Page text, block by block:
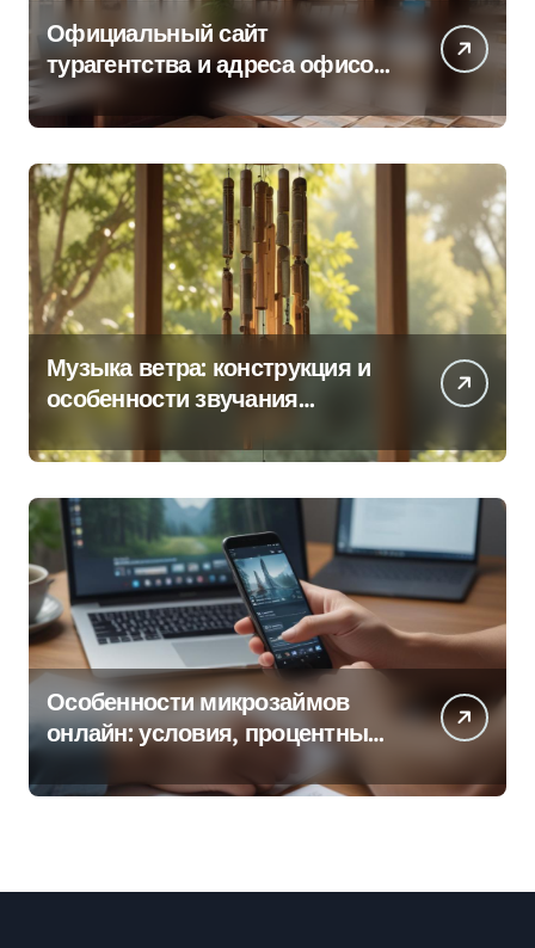
Официальный сайт
турагентства и адреса офисов
продаж по регионам
Музыка ветра: конструкция и
особенности звучания
Особенности микрозаймов
онлайн: условия, процентные
ставки и порядок оформления